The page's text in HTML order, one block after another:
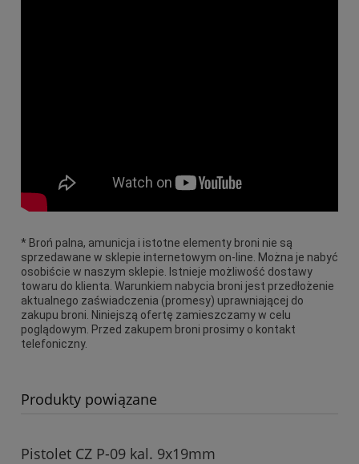
* Broń palna, amunicja i istotne elementy broni nie są
sprzedawane w sklepie internetowym on-line. Można je nabyć
osobiście w naszym sklepie. Istnieje możliwość dostawy
towaru do klienta. Warunkiem nabycia broni jest przedłożenie
aktualnego zaświadczenia (promesy) uprawniającej do
zakupu broni. Niniejszą ofertę zamieszczamy w celu
poglądowym. Przed zakupem broni prosimy o kontakt
telefoniczny.
Produkty powiązane
Pistolet CZ P-09 kal. 9x19mm